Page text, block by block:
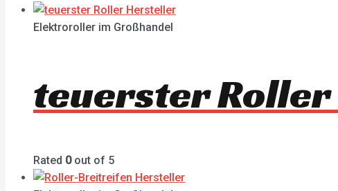
Elektroroller im Großhandel
teuerster
Rated 0out of 5